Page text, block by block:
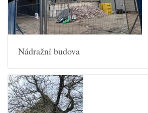
Nádražní budova